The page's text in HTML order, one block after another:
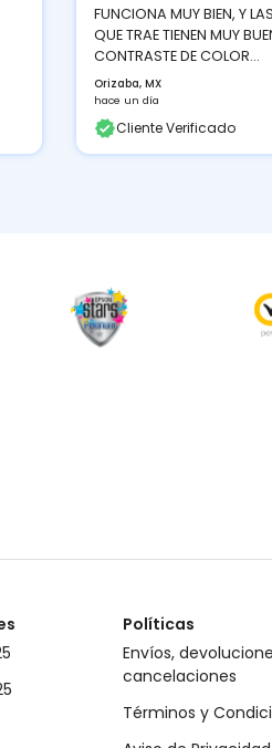
FUNCIONA MUY BIEN, Y
QUE TRAE TIENEN MUY
CONTRASTE DE COLOR...
Orizaba, MX
hace un día
Cliente Verificado
Políticas
Envíos,
cancelaciones
Términos y